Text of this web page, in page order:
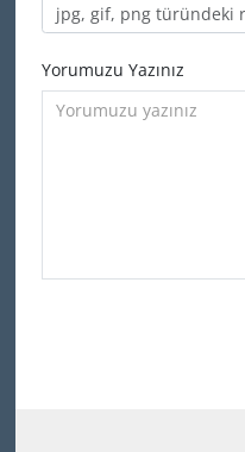
jpg, gif, png türündeki
Yorumuzu Yazınız